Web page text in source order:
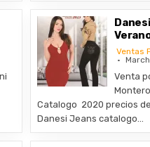
Ventas
Venta
Catalogo 2020 precios
Danesi Jeans catalogo…